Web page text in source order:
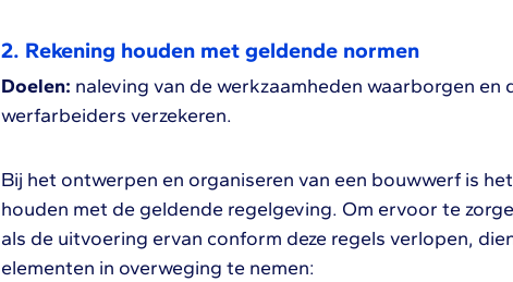
2. Rekening houden met geldende normen
Doelen: naleving van de werkzaamheden waarborgen en
werfarbeiders verzekeren.
Bij het ontwerpen en organiseren van een bouwwerf is
houden met de geldende regelgeving. Om ervoor te
als de uitvoering ervan conform deze regels verlopen,
elementen in overweging te nemen: